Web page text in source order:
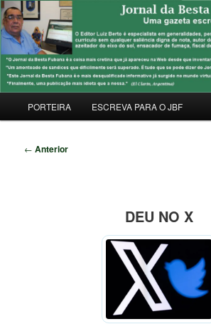
Pular
para
o
conteúdo
principalJORNAL DA BESTA FUBANA
Uma Gazeta Escrota
principal
PORTEIRA ESCREVA PARA O JBF
Navegação
← Anterior
DEU NO X